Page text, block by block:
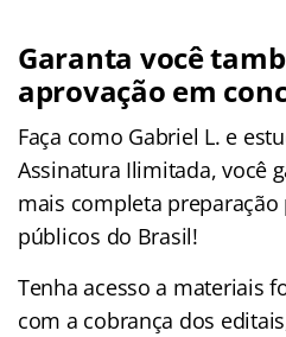
Garanta você
aprovação em
Faça como Gabriel L. e
Assinatura Ilimitada, você
mais completa preparação
públicos do Brasil!
Tenha acesso a materiais
com a cobrança dos